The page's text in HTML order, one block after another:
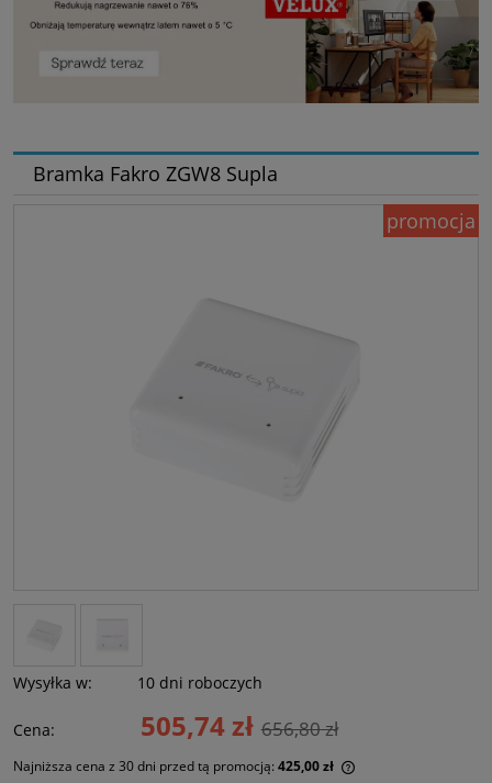
Bramka Fakro ZGW8 Supla
promocja
Wysyłka w: 10 dni roboczych
Cena: 505,74 zł 656,80 zł
Najniższa cena z 30 dni przed tą promocją: 425,00 zł